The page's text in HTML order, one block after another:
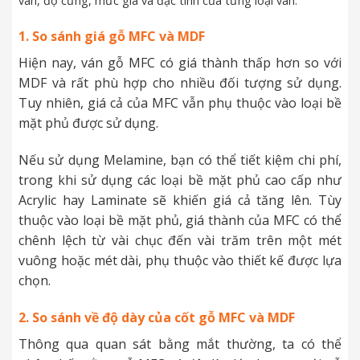
1. So sánh giá gỗ MFC và MDF
Hiện nay, ván gỗ MFC có giá thành thấp hơn so với
MDF và rất phù hợp cho nhiều đối tượng sử dụng.
Tuy nhiên, giá cả của MFC vẫn phụ thuộc vào loại bề
mặt phủ được sử dụng.
Nếu sử dụng Melamine, bạn có thể tiết kiệm chi phí,
trong khi sử dụng các loại bề mặt phủ cao cấp như
Acrylic hay Laminate sẽ khiến giá cả tăng lên. Tùy
thuộc vào loại bề mặt phủ, giá thành của MFC có thể
chênh lệch từ vài chục đến vài trăm trên một mét
vuông hoặc mét dài, phụ thuộc vào thiết kế được lựa
chọn.
2. So sánh về độ dày của cốt gỗ MFC và MDF
Thông qua quan sát bằng mắt thường, ta có thể